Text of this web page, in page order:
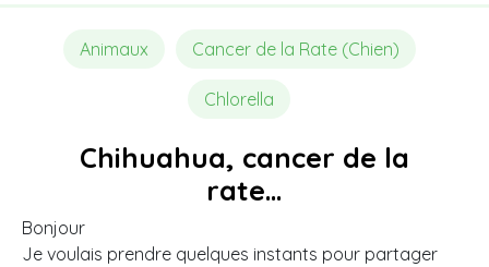
Animaux Cancer de la Rate (Chien)
Chlorella
Chihuahua, cancer de la
rate…
Bonjour
Je voulais prendre quelques instants pour partager